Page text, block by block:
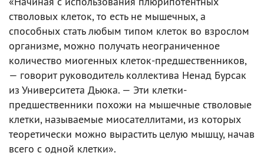
стволовых клеток, то есть не мышечных, а
способных стать любым типом клеток во взрослом
организме, можно получать неограниченное
количество миогенных клеток-предшественников,
— говорит руководитель коллектива Ненад Бурсак
из Университета Дьюка. — Эти клетки-
предшественники похожи на мышечные стволовые
клетки, называемые миосателлитами, из которых
теоретически можно вырастить целую мышцу, начав
всего с одной клетки».